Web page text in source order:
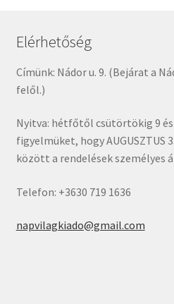
Elérhetőség
Címünk: Nádor u. 9. (Bejárat a
felől.)
Nyitva: hétfőtől csütörtökig 9
figyelmüket, hogy AUGUSZTUS
között a rendelések személyes
Telefon: +3630 719 1636
napvilagkiado@gmail.com